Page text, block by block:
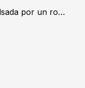
por un ro…